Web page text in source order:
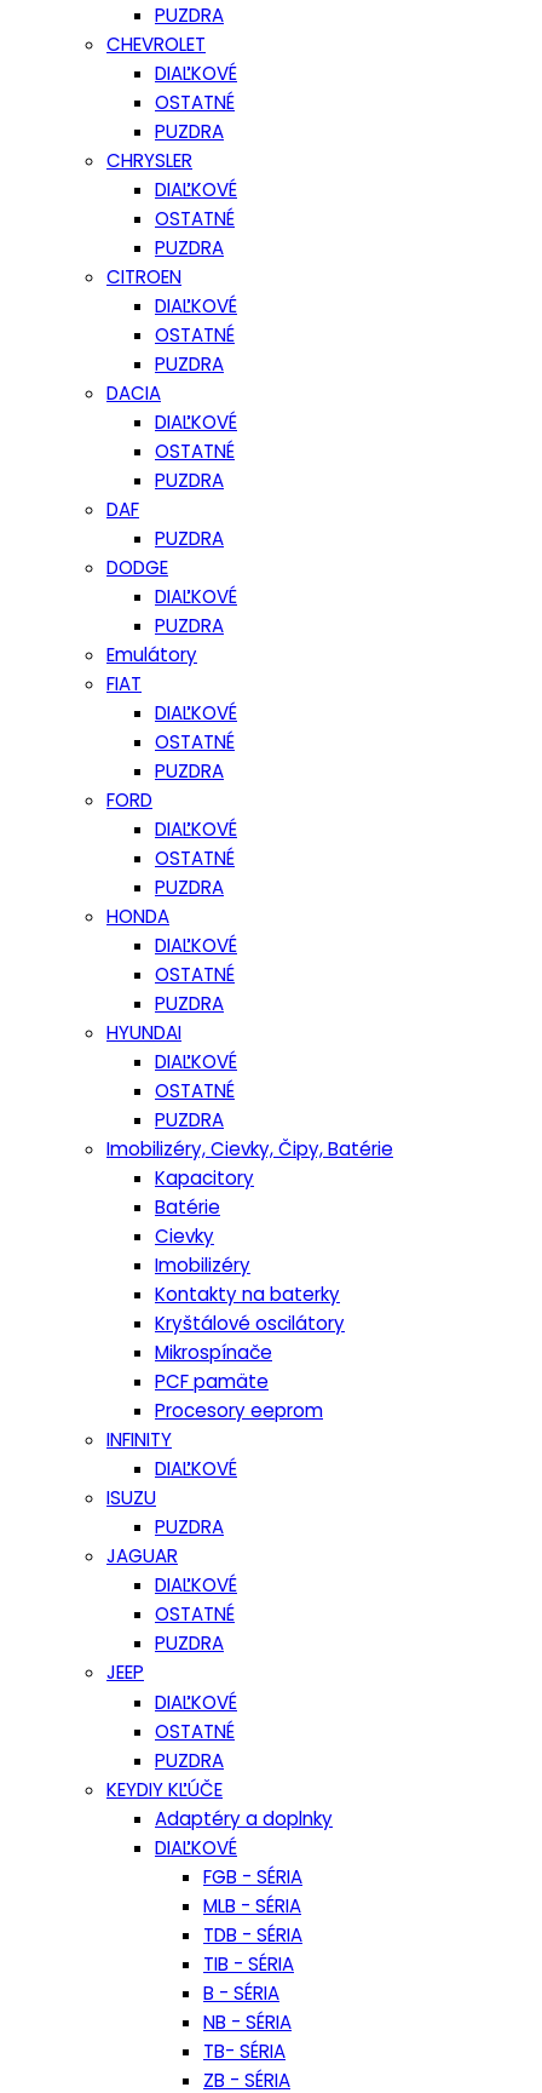
PUZDRA
CHEVROLET
DIAĽKOVÉ
OSTATNÉ
PUZDRA
CHRYSLER
DIAĽKOVÉ
OSTATNÉ
PUZDRA
CITROEN
DIAĽKOVÉ
OSTATNÉ
PUZDRA
DACIA
DIAĽKOVÉ
OSTATNÉ
PUZDRA
DAF
PUZDRA
DODGE
DIAĽKOVÉ
PUZDRA
Emulátory
FIAT
DIAĽKOVÉ
OSTATNÉ
PUZDRA
FORD
DIAĽKOVÉ
OSTATNÉ
PUZDRA
HONDA
DIAĽKOVÉ
OSTATNÉ
PUZDRA
HYUNDAI
DIAĽKOVÉ
OSTATNÉ
PUZDRA
Imobilizéry, Cievky, Čipy, Batérie
Kapacitory
Batérie
Cievky
Imobilizéry
Kontakty na baterky
Kryštálové oscilátory
Mikrospínače
PCF pamäte
Procesory eeprom
INFINITY
DIAĽKOVÉ
ISUZU
PUZDRA
JAGUAR
DIAĽKOVÉ
OSTATNÉ
PUZDRA
JEEP
DIAĽKOVÉ
OSTATNÉ
PUZDRA
KEYDIY KĽÚČE
Adaptéry a doplnky
DIAĽKOVÉ
FGB - SÉRIA
MLB - SÉRIA
TDB - SÉRIA
TIB - SÉRIA
B - SÉRIA
NB - SÉRIA
TB- SÉRIA
ZB - SÉRIA